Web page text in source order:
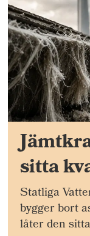
sitta
Statliga
bygger bort
låter den